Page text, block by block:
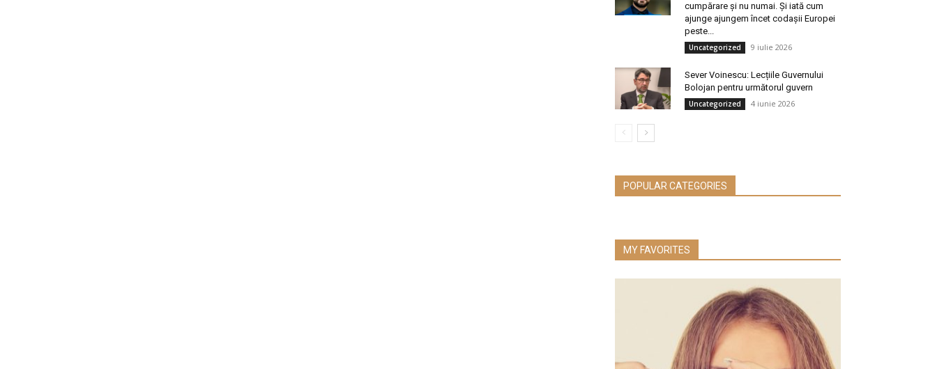
cumpărare și nu numai. Și iată cum
ajunge ajungem încet codașii Europei
peste...
Uncategorized 9 iulie 2026
Sever Voinescu: Lecțiile Guvernului
Bolojan pentru următorul guvern
Uncategorized 4 iunie 2026
POPULAR CATEGORIES
MY FAVORITES